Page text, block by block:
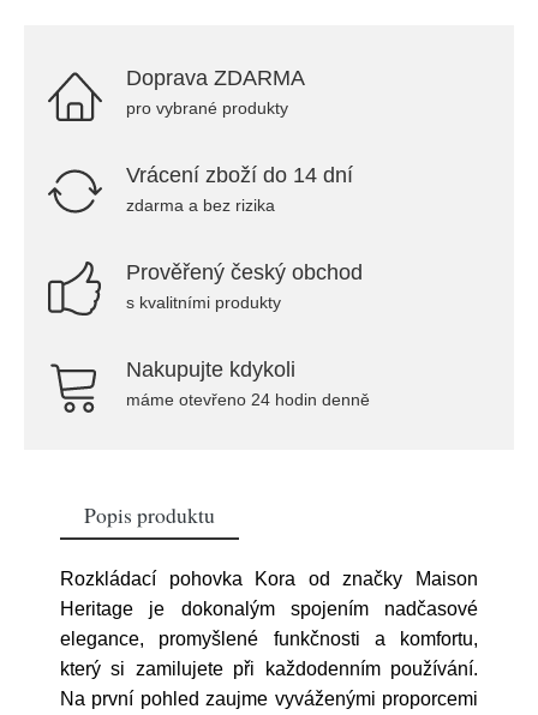
Doprava ZDARMA
pro vybrané produkty
Vrácení zboží do 14 dní
zdarma a bez rizika
Prověřený český obchod
s kvalitními produkty
Nakupujte kdykoli
máme otevřeno 24 hodin denně
Popis produktu
Rozkládací pohovka Kora od značky Maison
Heritage je dokonalým spojením nadčasové
elegance, promyšlené funkčnosti a komfortu,
který si zamilujete při každodenním používání.
Na první pohled zaujme vyváženými proporcemi